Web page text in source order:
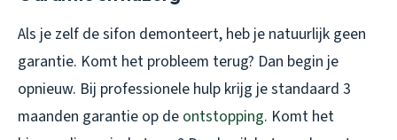
Als je zelf de sifon demonteert, heb je natuurlijk geen
garantie. Komt het probleem terug? Dan begin je
opnieuw. Bij professionele hulp krijg je standaard 3
maanden garantie op de ontstopping. Komt het